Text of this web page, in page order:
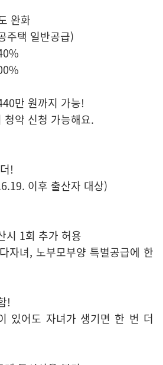
완화
주택 일반공급)
만 원까지 가능!
약 신청 가능해요.
!
이후 출산자 대상)
1회 추가 허용
자녀, 노부모부양 특별공급에 한
!
있어도 자녀가 생기면 한 번 더